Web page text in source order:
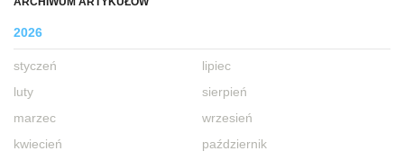
2026
styczeń
luty
marzec
kwiecień
lipiec
sierpień
wrzesień
październik